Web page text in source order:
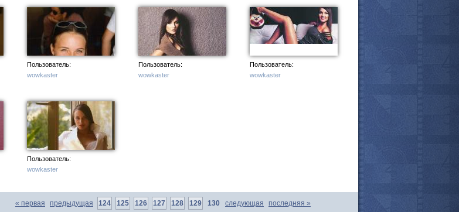
Пользователь:
wowkaster
Пользователь:
wowkaster
Пользователь:
wowkaster
Пользователь:
wowkaster
« первая предыдущая 124 125 126 127 128 129 130 следующая последняя »